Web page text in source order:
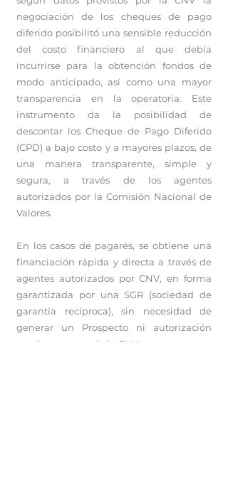
negociación de los cheques de pago
diferido posibilitó una sensible reducción
del costo financiero al que debía
incurrirse para la obtención fondos de
modo anticipado, así como una mayor
transparencia en la operatoria. Este
instrumento da la posibilidad de
descontar los Cheque de Pago Diferido
(CPD) a bajo costo y a mayores plazos, de
una manera transparente, simple y
segura, a través de los agentes
autorizados por la Comisión Nacional de
Valores.
En los casos de pagarés, se obtiene una
financiación rápida y directa a través de
agentes autorizados por CNV, en forma
garantizada por una SGR (sociedad de
garantía recíproca), sin necesidad de
generar un Prospecto ni autorización
previa por parte de la CNV.